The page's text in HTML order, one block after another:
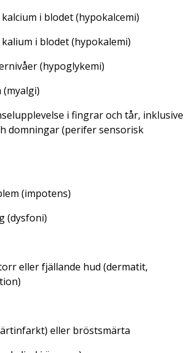
i blodet (hypokalcemi)
i blodet(hypokalemi)
(hypoglykemi)
(myalgi)
i fingrar och tår, inklusive
domningar (perifer sensorisk
(impotens)
(dysfoni)
eller fjällande hud (dermatit,
eller bröstsmärta